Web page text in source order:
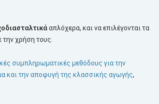
απλόχερα, και να επιλέγονται τα
την χρήση τους.
συμπληρωματικές μεθόδους για την
και την αποφυγή της κλασσικής αγωγής,